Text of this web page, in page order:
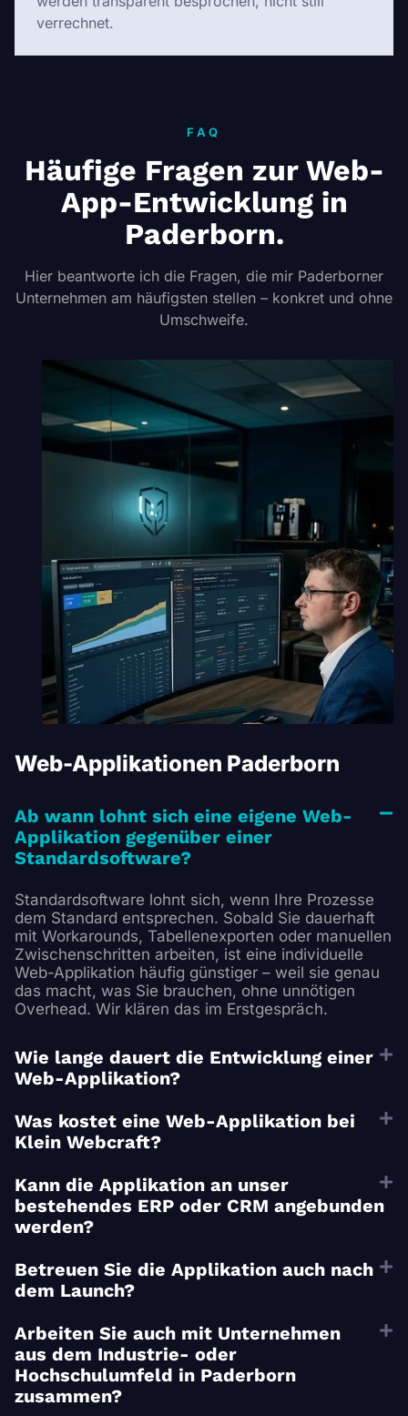
verrechnet.
FAQ
Häufige Fragen zur Web-
App-Entwicklung in
Paderborn.
Hier beantworte ich die Fragen, die mir Paderborner
Unternehmen am häufigsten stellen – konkret und ohne
Umschweife.
Web-Applikationen Paderborn
Ab wann lohnt sich eine eigene Web-
Applikation gegenüber einer
Standardsoftware?
Standardsoftware lohnt sich, wenn Ihre Prozesse
dem Standard entsprechen. Sobald Sie dauerhaft
mit Workarounds, Tabellenexporten oder manuellen
Zwischenschritten arbeiten, ist eine individuelle
Web-Applikation häufig günstiger – weil sie genau
das macht, was Sie brauchen, ohne unnötigen
Overhead. Wir klären das im Erstgespräch.
Wie lange dauert die Entwicklung einer
Web-Applikation?
Was kostet eine Web-Applikation bei
Klein Webcraft?
Kann die Applikation an unser
bestehendes ERP oder CRM angebunden
werden?
Betreuen Sie die Applikation auch nach
dem Launch?
Arbeiten Sie auch mit Unternehmen
aus dem Industrie- oder
Hochschulumfeld in Paderborn
zusammen?